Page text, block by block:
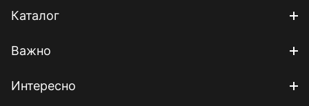
Каталог
Важно
Интересно